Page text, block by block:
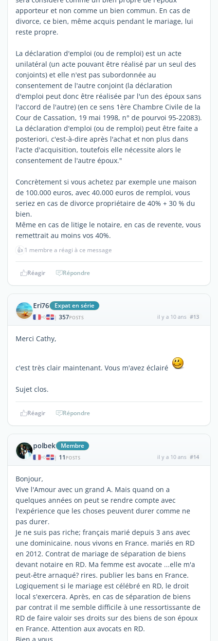
apporteur et non comme un bien commun. En cas de
divorce, ce bien, même acquis pendant le mariage, lui
reste propre.
La déclaration d'emploi (ou de remploi) est un acte
unilatéral (un acte pouvant être réalisé par un seul des
conjoints) et elle n'est pas subordonnée au
consentement de l'autre conjoint (la déclaration
d'emploi peut donc être réalisée par l'un des époux sans
l'accord de l'autre) (en ce sens 1ère Chambre Civile de la
Cour de Cassation, 19 mai 1998, n° de pourvoi 95-22083).
La déclaration d'emploi (ou de remploi) peut être faite a
posteriori, c'est-à-dire après l'achat et non plus dans
l'acte d'acquisition, toutefois elle nécessite alors le
consentement de l'autre époux."
Concrètement si vous achetez par exemple une maison
de 100.000 euros, avec 40.000 euros de remploi, vous
seriez en cas de divorce propriétaire de 40% + 30 % du
bien.
Même en cas de litige le notaire, en cas de revente, vous
remettrait au moins vos 40%.
👍 1 membre a réagi à ce message
Réagir Répondre
Eri76 Expat en série
| 357POSTS il y a 10 ans #13
Merci Cathy,
c'est très clair maintenant. Vous m'avez éclairé
Sujet clos.
Réagir Répondre
polbek Membre
| 11 POSTS il y a 10 ans #14
Bonjour,
Vive l'Amour avec un grand A. Mais quand on a
quelques années on peut se rendre compte avec
l'expérience que les choses peuvent durer comme ne
pas durer.
Je ne suis pas riche; français marié depuis 3 ans avec
une dominicaine. nous vivons en France. mariés en RD
en 2012. Contrat de mariage de séparation de biens
devant notaire en RD. Ma femme est avocate ...elle m'a
peut-être arnaqué? rires. publier les bans en France.
Logiquement si le mariage est célébré en RD, le droit
local s'exercera. Après, en cas de séparation de biens
par contrat il me semble difficile à une ressortissante de
RD de faire valoir ses droits sur des biens de son époux
en France. Attention aux avocats en RD.